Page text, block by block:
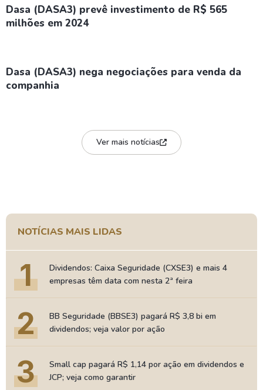
Dasa (DASA3) prevê investimento de R$ 565
milhões em 2024
Dasa (DASA3) nega negociações para venda da
companhia
Ver mais notícias
NOTÍCIAS MAIS LIDAS
1
Dividendos: Caixa Seguridade (CXSE3) e mais 4
empresas têm data com nesta 2ª feira
2
BB Seguridade (BBSE3) pagará R$ 3,8 bi em
dividendos; veja valor por ação
3
Small cap pagará R$ 1,14 por ação em dividendos e
JCP; veja como garantir